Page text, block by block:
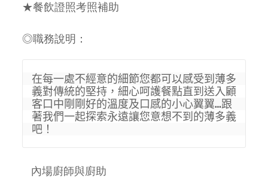
★餐飲證照考照補助
◎職務說明：
在每一處不經意的細節您都可以感受到薄多
義對傳統的堅持，細心呵護餐點直到送入顧
客口中剛剛好的溫度及口感的小心翼翼…跟
著我們一起探索永遠讓您意想不到的薄多義
吧！
內場廚師與廚助